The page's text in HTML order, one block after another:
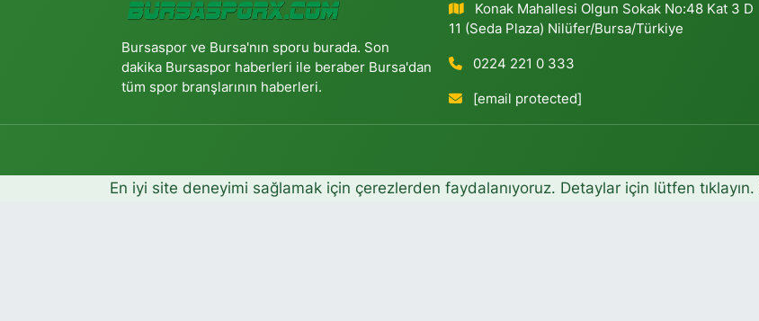
Bursaspor ve Bursa'nın sporu burada. Son
dakika Bursaspor haberleri ile beraber Bursa'dan
tüm spor branşlarının haberleri.
Konak Mahallesi Olgun Sokak No:48 Kat 3 D
11 (Seda Plaza) Nilüfer/Bursa/Türkiye
0224 221 0 333
[email protected]
En iyi site deneyimi sağlamak için çerezlerden faydalanıyoruz. Detaylar için lütfen tıklayın.